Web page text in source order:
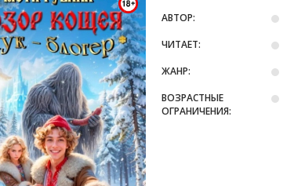
АВТОР:
ЧИТАЕТ:
ЖАНР:
ВОЗРАСТНЫЕ
ОГРАНИЧЕНИЯ: